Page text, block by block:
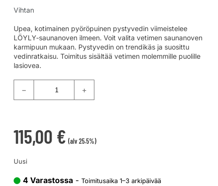
Vihtan
Upea, kotimainen pyöröpuinen pystyvedin viimeistelee
LÖYLY-saunanoven ilmeen. Voit valita vetimen saunanoven
karmipuun mukaan. Pystyvedin on trendikäs ja suosittu
vedinratkaisu. Toimitus sisältää vetimen molemmille puolille
lasiovea.
− +
115,00 € (alv 25.5%)
Uusi
4 Varastossa - Toimitusaika 1–3 arkipäivää